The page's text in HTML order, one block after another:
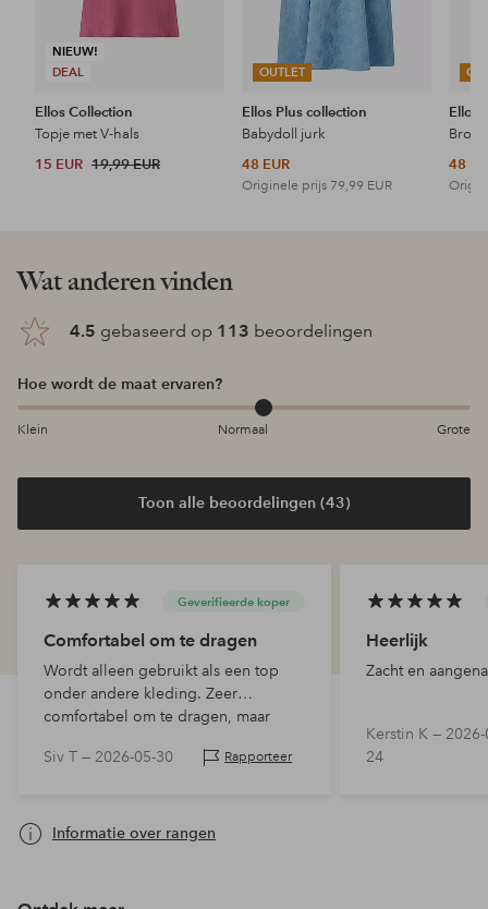
NIEUW!
DEAL
Ellos Collection
Topje met V-hals
15 EUR 19,99 EUR
OUTLET
Ellos Plus collection
Babydoll jurk
48 EUR
Originele prijs 79,99 EUR
Ellos
48
Wat anderen vinden
4.5 gebaseerd op 113 beoordelingen
Hoe wordt de maat ervaren?
Klein Normaal Grote
Toon alle beoordelingen (43)
Geverifieerde koper
Comfortabel om te dragen
Wordt alleen gebruikt als een top
onder andere kleding. Zeer
comfortabel om te dragen, maar
Siv T — 2026-05-30 Rapporteer
Heerlijk
Zacht en
Kerstin K — 2026-
24
Informatie over rangen